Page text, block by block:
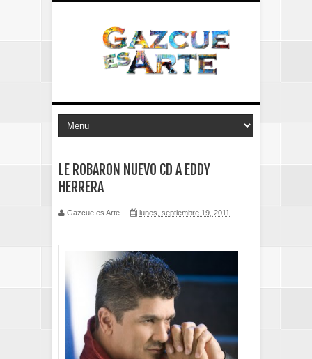
LE ROBARON NUEVO CD A EDDY
HERRERA
Gazcue es Arte lunes, septiembre 19, 2011